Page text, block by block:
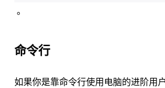
。
命令行
如果你是靠命令行使用电脑的进阶用